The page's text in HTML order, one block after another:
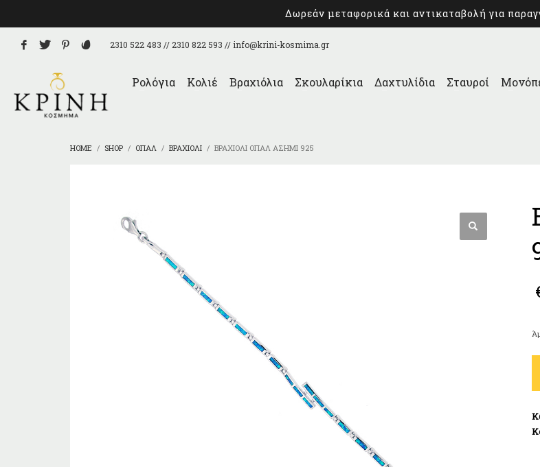
Δωρεάν μεταφορικά και αντικαταβολή για
2310 522 483 // 2310 822 593 // info@krini-kosmima.gr
Ρολόγια Κολιέ Βραχιόλια Σκουλαρίκια Δαχτυλίδια Σταυροί
HOME SHOP ΌΠΑΛ ΒΡΑΧΙΌΛΙ ΒΡΑΧΙΌΛΙ ΌΠΑΛ ΑΣΉΜΙ 925